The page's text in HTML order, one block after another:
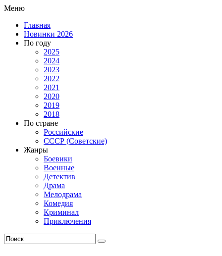
Меню
Главная
Новинки 2026
По году
2025
2024
2023
2022
2021
2020
2019
2018
По стране
Российские
СССР (Советские)
Жанры
Боевики
Военные
Детектив
Драма
Мелодрама
Комедия
Криминал
Приключения